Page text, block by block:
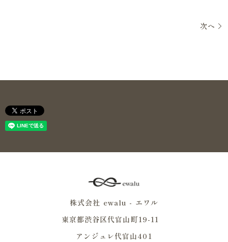
次へ
株式会社 ewalu - エワル
東京都渋谷区代官山町19-11
アンジュレ代官山401